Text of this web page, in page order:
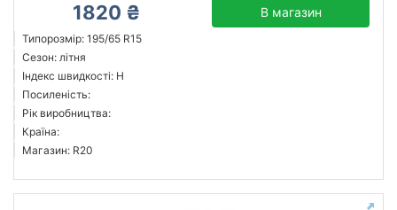
1820 ₴ В магазин
Типорозмір: 195/65 R15
Сезон: літня
Індекс швидкості: H
Посиленість:
Рік виробництва:
Країна:
Магазин: R20